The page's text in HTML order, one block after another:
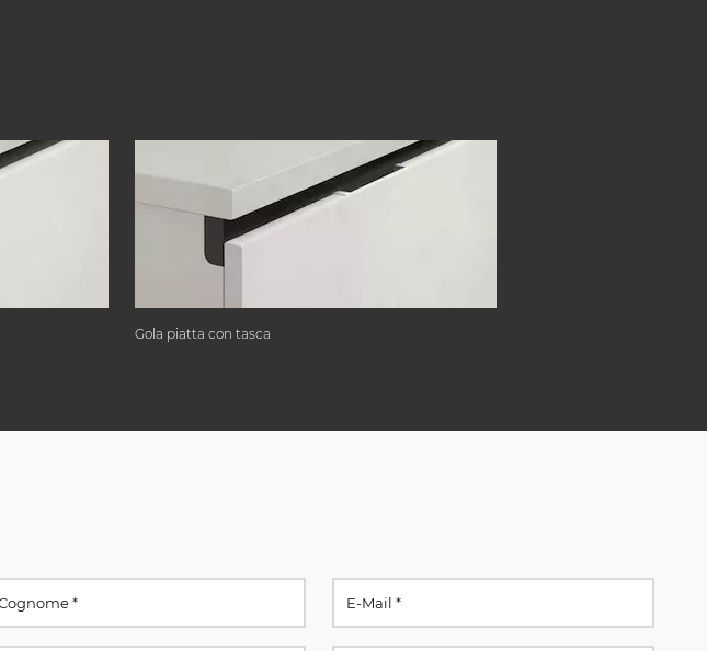
Gola piatta con tasca